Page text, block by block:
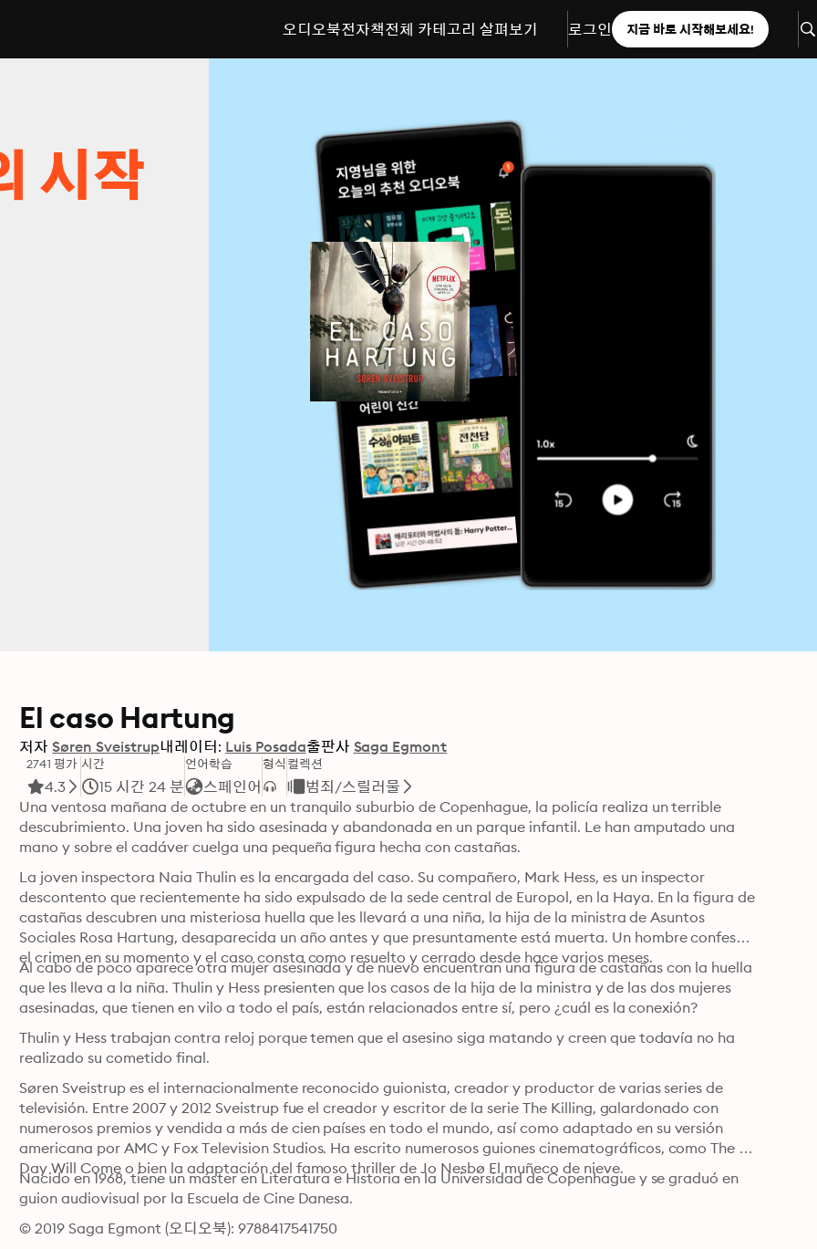
오디오북전자책전체 카테고리 살펴보기 로그인 지금 바로 시작해보세요!
시작
El caso Hartung
저자 Søren Sveistrup내레이터: Luis Posada출판사 Saga Egmont
2741 평가
4.3
시간
15 시간 24 분
언어학습
스페인어
형식 컬렉션
범죄/스릴러물
Una ventosa mañana de octubre en un tranquilo suburbio de Copenhague, la policía realiza un terrible
descubrimiento. Una joven ha sido asesinada y abandonada en un parque infantil. Le han amputado una
mano y sobre el cadáver cuelga una pequeña figura hecha con castañas.
La joven inspectora Naia Thulin es la encargada del caso. Su compañero, Mark Hess, es un inspector
descontento que recientemente ha sido expulsado de la sede central de Europol, en la Haya. En la figura de
castañas descubren una misteriosa huella que les llevará a una niña, la hija de la ministra de Asuntos
Sociales Rosa Hartung, desaparecida un año antes y que presuntamente está muerta. Un hombre confesó
el crimen en su momento y el caso consta como resuelto y cerrado desde hace varios meses.
Al cabo de poco aparece otra mujer asesinada y de nuevo encuentran una figura de castañas con la huella
que les lleva a la niña. Thulin y Hess presienten que los casos de la hija de la ministra y de las dos mujeres
asesinadas, que tienen en vilo a todo el país, están relacionados entre sí, pero ¿cuál es la conexión?
Thulin y Hess trabajan contra reloj porque temen que el asesino siga matando y creen que todavía no ha
realizado su cometido final.
Søren Sveistrup es el internacionalmente reconocido guionista, creador y productor de varias series de
televisión. Entre 2007 y 2012 Sveistrup fue el creador y escritor de la serie The Killing, galardonado con
numerosos premios y vendida a más de cien países en todo el mundo, así como adaptado en su versión
americana por AMC y Fox Television Studios. Ha escrito numerosos guiones cinematográficos, como The
Day Will Come o bien la adaptación del famoso thriller de Jo Nesbø El muñeco de nieve.
Nacido en 1968, tiene un máster en Literatura e Historia en la Universidad de Copenhague y se graduó en
guion audiovisual por la Escuela de Cine Danesa.
© 2019 Saga Egmont (오디오북): 9788417541750